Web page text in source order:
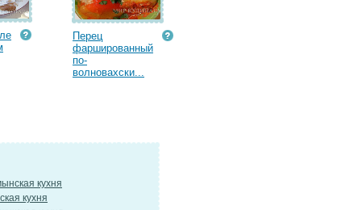
Перец
фаршированный
по-
волновахски...
кухня
кухня